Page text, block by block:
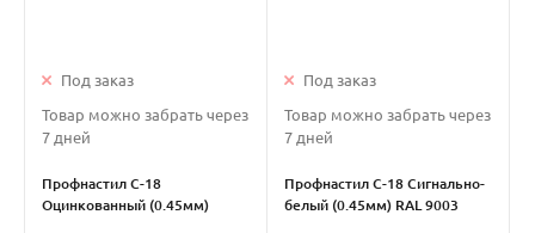
Под заказ
Товар можно забрать через
7 дней
Профнастил С-18
Оцинкованный (0.45мм)
Под заказ
Товар можно забрать через
7 дней
Профнастил С-18 Сигнально-
белый (0.45мм) RAL 9003